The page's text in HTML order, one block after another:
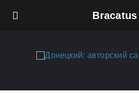
Bracatus